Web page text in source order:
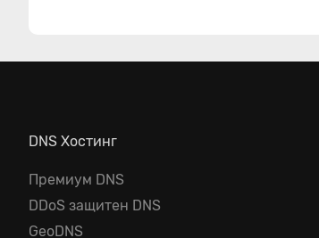
DNS Хостинг
Премиум DNS
DDoS защитен DNS
GeoDNS